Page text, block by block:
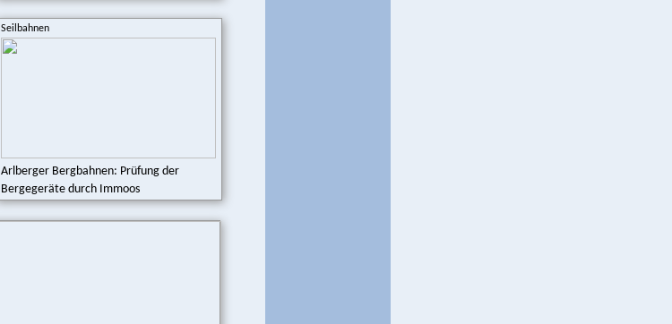
Seilbahnen
Arlberger Bergbahnen: Prüfung der
Bergegeräte durch Immoos